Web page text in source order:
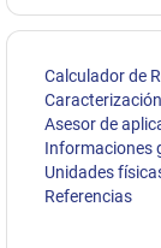
Calculador de
Asesor de
Informaciones
Unidades
Referencias